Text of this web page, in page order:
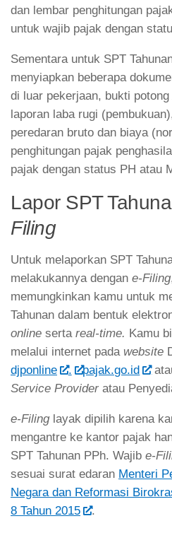
dan lembar penghitungan
untuk wajib pajak dengan
Sementara untuk SPT
menyiapkan beberapa
di luar pekerjaan, bukti
laporan laba rugi
peredaran bruto dan biaya
penghitungan pajak
pajak dengan status PH atau
Lapor SPT
Filing
Untuk melaporkan SPT
melakukannya dengan e-Filing
memungkinkan kamu untuk
Tahunan dalam bentuk
online serta real-time. Kamu
melalui internet pada website
djponline
. pajak.go.id
Service Provider atau
e-Filinglayak dipilih karena
mengantre ke kantor pajak
SPT Tahunan PPh. Wajib e-
sesuai surat edaran Menteri
Negara dan Reformasi
8 Tahun 2015
.